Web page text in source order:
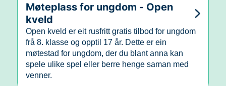
Møteplass for ungdom - Open
kveld
Open kveld er eit rusfritt gratis tilbod for ungdom
frå 8. klasse og opptil 17 år. Dette er ein
møtestad for ungdom, der du blant anna kan
spele ulike spel eller berre henge saman med
venner.